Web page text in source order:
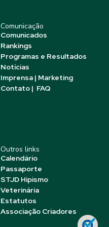
Comunicação
Comunicados
Rankings
Programas e Resultados
Notícias
Imprensa | Marketing
Contato | FAQ
Outros links
Calendário
Passaporte
STJD Hipismo
Veterinária
Estatutos
Associação Criadores